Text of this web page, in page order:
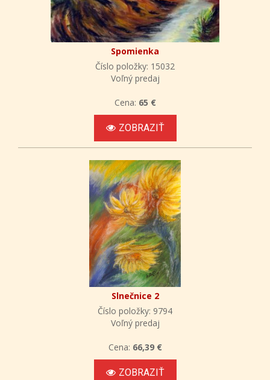
Spomienka
Číslo položky: 15032
Voľný predaj
Cena: 65 €
ZOBRAZIŤ
Slnečnice 2
Číslo položky: 9794
Voľný predaj
Cena: 66,39 €
ZOBRAZIŤ